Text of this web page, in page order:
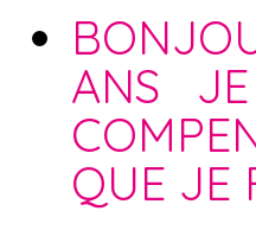
ANS
QUE JE